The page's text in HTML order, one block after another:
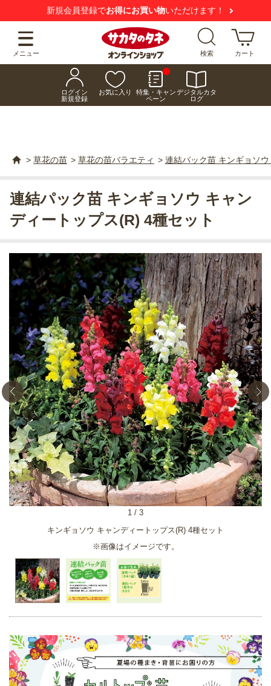
新規会員登録でお得にお買い物いただけます！
メニュー 検索 カート
ログイン
新規登録
お気に入り
特集・キャン
ペーン
デジタルカタ
ログ
> 草花の苗 > 草花の苗バラエティ > 連結パック苗 キンギョソ
キンギョソウ キャンディートップス(R) 4種セット
※画像はイメージです。
1 / 3
連結パック苗 キンギョソウ キャン
ディートップス(R) 4種セット